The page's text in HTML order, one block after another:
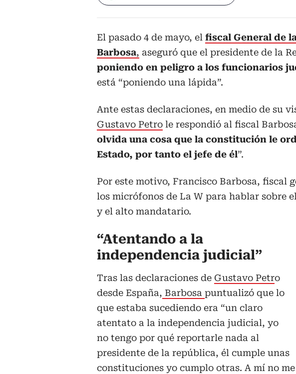
El pasado 4 de mayo, el fiscal General de
Barbosa, aseguró que el presidente de la
poniendo en peligro a los funcionarios
está “poniendo una lápida”.
Ante estas declaraciones, en medio de su
Gustavo Petro le respondió al fiscal
olvida una cosa que la constitución le
Estado, por tanto el jefe de él”.
Por este motivo, Francisco Barbosa, fiscal
los micrófonos de La W para hablar sobre
y el alto mandatario.
“Atentando a la
independencia judicial”
Tras las declaraciones de Gustavo Petro
desde España, Barbosa puntualizó que lo
que estaba sucediendo era “un claro
atentato a la independencia judicial, yo
no tengo por qué reportarle nada al
presidente de la república, él cumple unas
constituciones yo cumplo otras. A mí no